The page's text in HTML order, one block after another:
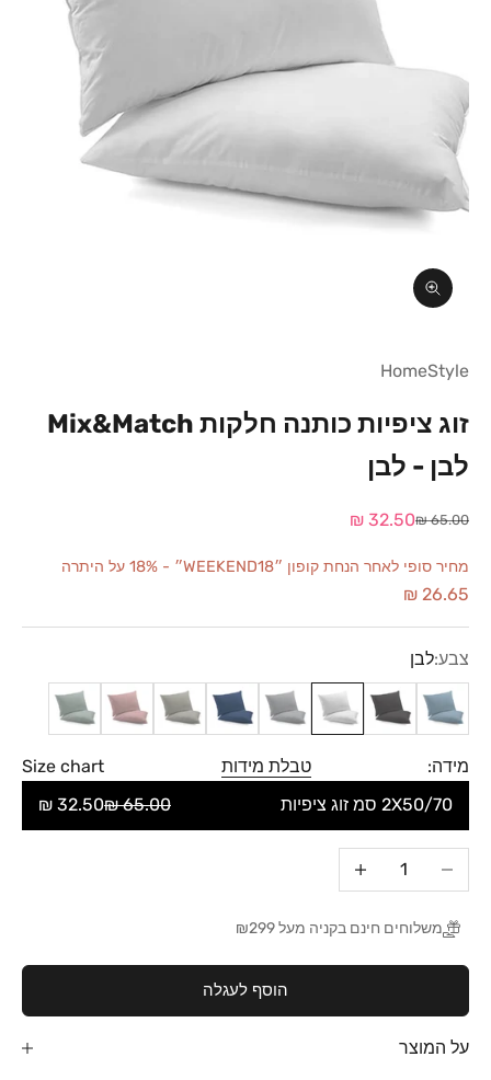
תקריב
HomeStyle
זוג ציפיות כותנה חלקות Mix&Match
לבן - לבן
מחיר מבצע
32.50 ₪מחיר רגיל
65.00 ₪
מחיר סופי לאחר הנחת קופון ״WEEKEND18״ - 18% על היתרה
26.65 ₪
צבע:לבן
כחול בהיראפור כההלבן אפור בהירכחול בז' ורוד ירוק בהיר
מידה: טבלת מידות
Size chart
2X50/70 סמ זוג ציפיות
65.00 ₪
32.50 ₪
הקטנת הכמותהגדלת הכמות
משלוחים חינם בקניה מעל ₪299
הוסף לעגלה
על המוצר